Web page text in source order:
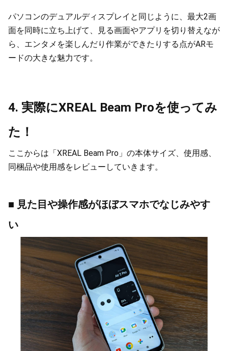
パソコンのデュアルディスプレイと同じように、最大2画
面を同時に立ち上げて、見る画面やアプリを切り替えなが
ら、エンタメを楽しんだり作業ができたりする点がARモ
ードの大きな魅力です。
4. 実際にXREAL Beam Proを使ってみ
た！
ここからは「XREAL Beam Pro」の本体サイズ、使用感、
同梱品や使用感をレビューしていきます。
■ 見た目や操作感がほぼスマホでなじみやす
い